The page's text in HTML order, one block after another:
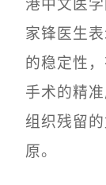
港中文医
家锋医生
的稳定性
手术的精
组织残留
原。